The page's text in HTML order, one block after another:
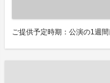
ご提供予定時期：公演の1週